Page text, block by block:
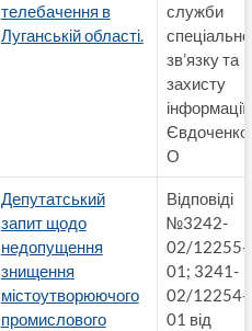
телебачення в
Луганській області.
служби
зв’язку та
захисту
інформації
О
Депутатський
запит щодо
недопущення
знищення
містоутворюючого
промислового
Відповіді
№3242-
02/12255-
01; 3241-
02/12254-
01 від